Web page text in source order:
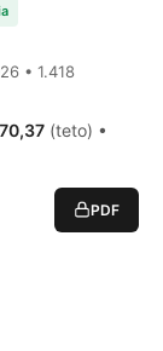
• 1.418
(teto) •
PDF